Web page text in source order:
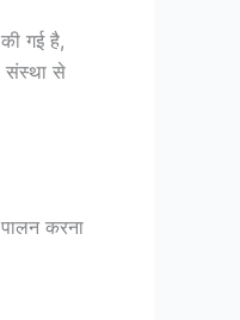
गई है,
संस्था से
करना